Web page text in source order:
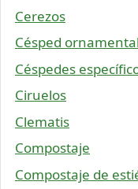
Cerezos
Césped ornamental
Céspedes
Ciruelos
Clematis
Compostaje
Compostaje de